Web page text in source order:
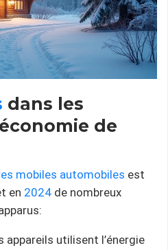
dans les
de
mobiles automobiles est
en 2024 de nombreux
appareils utilisent l’énergie